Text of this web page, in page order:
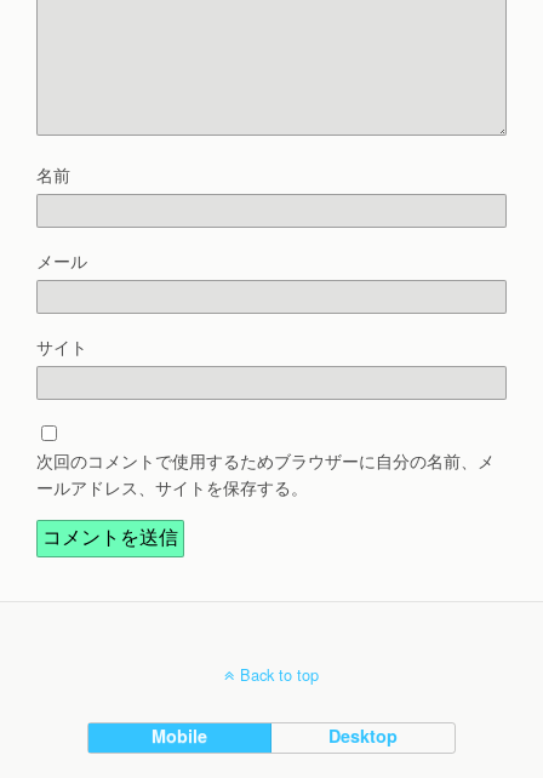
名前
メール
サイト
次回のコメントで使用するためブラウザーに自分の名前、メ
ールアドレス、サイトを保存する。
Back to top
Mobile Desktop